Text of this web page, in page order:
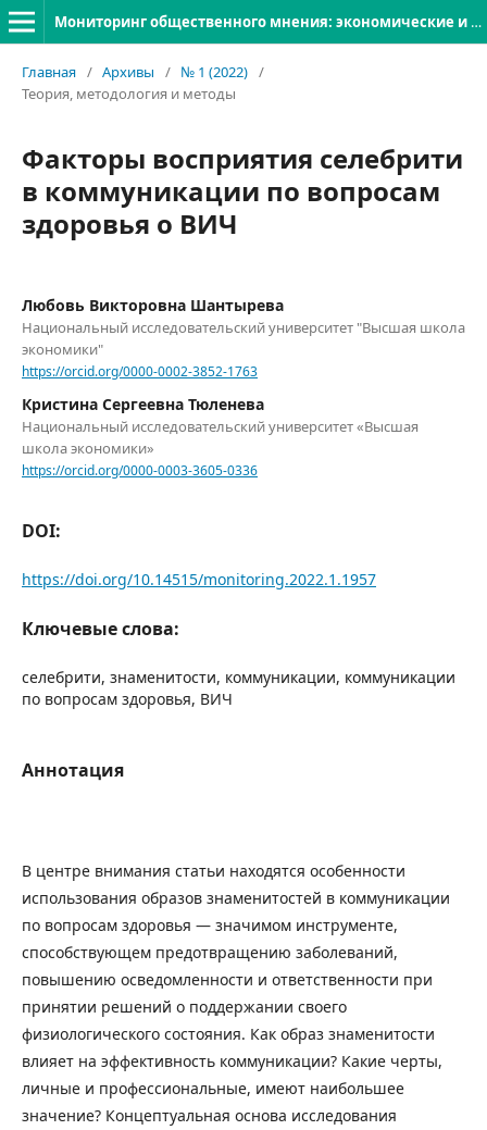
Мониторинг общественного мнения: экономические и социальные перемены
Главная / Архивы / № 1 (2022) /
Теория, методология и методы
Факторы восприятия селебрити
в коммуникации по вопросам
здоровья о ВИЧ
Любовь Викторовна Шантырева
Национальный исследовательский университет "Высшая школа
экономики"
https://orcid.org/0000-0002-3852-1763
Кристина Сергеевна Тюленева
Национальный исследовательский университет «Высшая
школа экономики»
https://orcid.org/0000-0003-3605-0336
DOI:
https://doi.org/10.14515/monitoring.2022.1.1957
Ключевые слова:
селебрити, знаменитости, коммуникации, коммуникации
по вопросам здоровья, ВИЧ
Аннотация
В центре внимания статьи находятся особенности
использования образов знаменитостей в коммуникации
по вопросам здоровья — значимом инструменте,
способствующем предотвращению заболеваний,
повышению осведомленности и ответственности при
принятии решений о поддержании своего
физиологического состояния. Как образ знаменитости
влияет на эффективность коммуникации? Какие черты,
личные и профессиональные, имеют наибольшее
значение? Концептуальная основа исследования